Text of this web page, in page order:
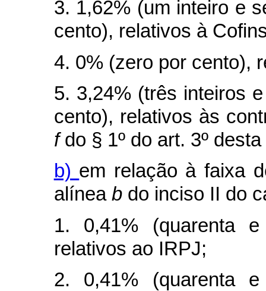
3. 1,62% (um inteiro e
cento), relativos à
4. 0% (zero por cento),
5. 3,24% (três inteiros
cento), relativos às
fdo § 1º do art. 3º
b) em relação à faixa
alínea b do inciso II do
1. 0,41% (quarenta
relativos ao IRPJ;
2. 0,41% (quarenta